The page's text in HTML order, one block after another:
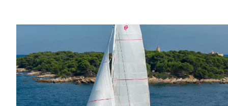
SURFACE HABITABLE ESPACE
LOUNGE FLY
3.8m²
Bain de soleil
Oui
10.7m²
Bain de soleil
Oui